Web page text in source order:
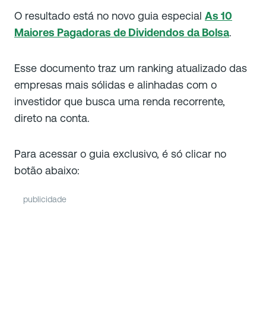
O resultado está no novo guia especial As 10
Maiores Pagadoras de Dividendos da Bolsa.
Esse documento traz um ranking atualizado das
empresas mais sólidas e alinhadas com o
investidor que busca uma renda recorrente,
direto na conta.
Para acessar o guia exclusivo, é só clicar no
botão abaixo:
publicidade